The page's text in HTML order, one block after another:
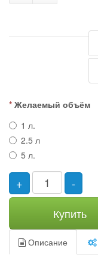
Желаемый объём
1 л.
2.5 л
5 л.
+
-
Купить
Описание